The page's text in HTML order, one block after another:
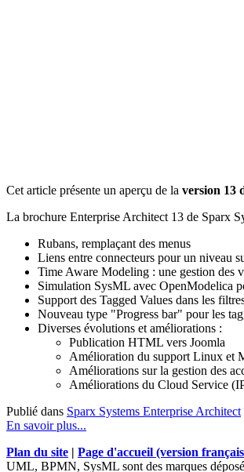
Cet article présente un aperçu de la version 13
La brochure Enterprise Architect 13 de Sparx
Rubans, remplaçant des menus
Liens entre connecteurs pour un niveau
Time Aware Modeling : une gestion des
Simulation SysML avec OpenModelica
Support des Tagged Values dans les
Nouveau type "Progress bar" pour les
Diverses évolutions et améliorations :
Publication HTML vers Joomla
Amélioration du support Linux et
Améliorations sur la gestion des
Améliorations du Cloud Service
Publié dans Sparx Systems Enterprise Architect
En savoir plus...
Plan du site | Page d'accueil (version
UML, BPMN, SysML sont des marques